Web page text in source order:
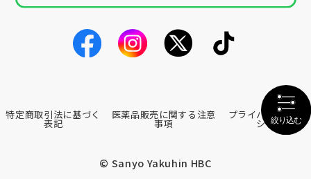
特定商取引法に基づく
表記
医薬品販売に関する注意
事項
プライバシーポリ
シー
© Sanyo Yakuhin HBC